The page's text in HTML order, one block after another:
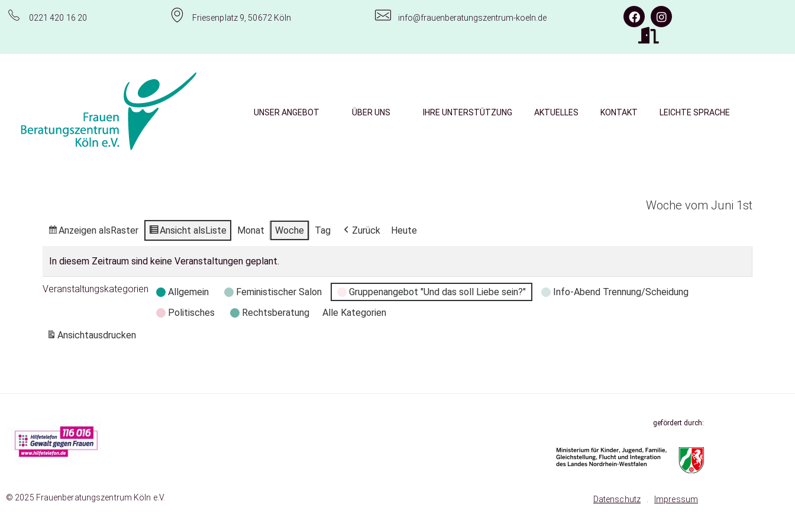
0221 420 16 20 Friesenplatz 9, 50672 Köln info@frauenberatungszentrum-koeln.de
UNSER ANGEBOT ÜBER UNS IHRE UNTERSTÜTZUNG AKTUELLES KONTAKT LEICHTE SPRACHE
Woche vom Juni 1st
Anzeigen alsRaster Ansicht alsListe Monat Woche Tag Zurück Heute
In diesem Zeitraum sind keine Veranstaltungen geplant.
Veranstaltungskategorien Allgemein Feministischer Salon Gruppenangebot "Und das soll Liebe sein?"
Info-Abend Trennung/Scheidung
Politisches
Rechtsberatung
Alle Kategorien
Ansichtausdrucken
gefördert durch:
© 2025 Frauenberatungszentrum Köln e.V. Datenschutz Impressum